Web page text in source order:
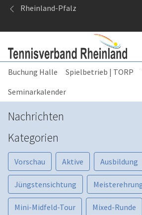
Springe zum Seiteninhalt
Rheinland-Pfalz
Buchung Halle Spielbetrieb | TORP
Seminarkalender
Nachrichten
Kategorien
Vorschau Aktive Ausbildung
Jüngstensichtung
Mini-Midfeld-Tour Mixed-Runde